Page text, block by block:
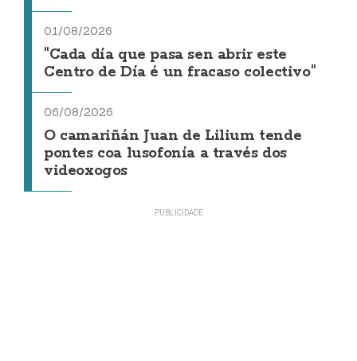
01/08/2026
"Cada día que pasa sen abrir este
Centro de Día é un fracaso colectivo"
06/08/2026
O camariñán Juan de Lilium tende
pontes coa lusofonía a través dos
videoxogos